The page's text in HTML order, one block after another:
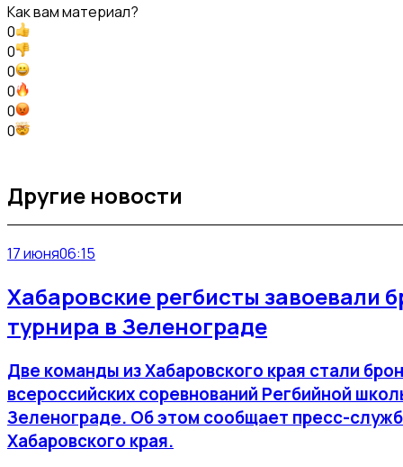
Как вам материал?
0
0
0
0
0
0
Другие новости
17 июня06:15
Хабаровские регбисты завоевали
турнира в Зеленограде
Две команды из Хабаровского края стали
всероссийских соревнований Регбийной
Зеленограде. Об этом сообщает пресс-
Хабаровского края.